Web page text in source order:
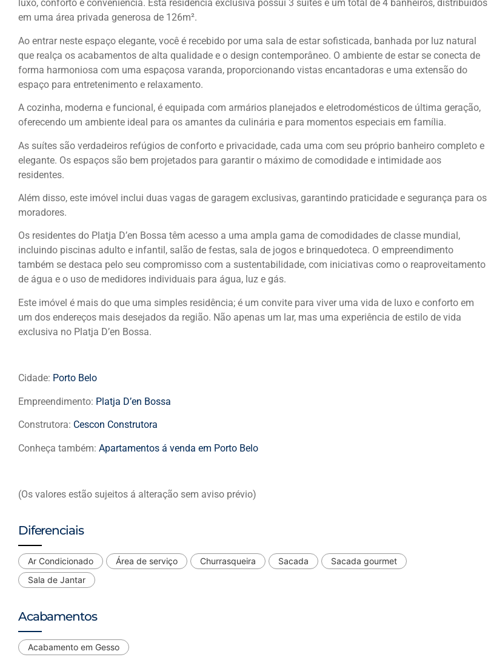
luxo, conforto e conveniência. Esta residência exclusiva possui 3 suítes e um total de 4 banheiros, distribuídos
em uma área privada generosa de 126m².
Ao entrar neste espaço elegante, você é recebido por uma sala de estar sofisticada, banhada por luz natural
que realça os acabamentos de alta qualidade e o design contemporâneo. O ambiente de estar se conecta de
forma harmoniosa com uma espaçosa varanda, proporcionando vistas encantadoras e uma extensão do
espaço para entretenimento e relaxamento.
A cozinha, moderna e funcional, é equipada com armários planejados e eletrodomésticos de última geração,
oferecendo um ambiente ideal para os amantes da culinária e para momentos especiais em família.
As suítes são verdadeiros refúgios de conforto e privacidade, cada uma com seu próprio banheiro completo e
elegante. Os espaços são bem projetados para garantir o máximo de comodidade e intimidade aos
residentes.
Além disso, este imóvel inclui duas vagas de garagem exclusivas, garantindo praticidade e segurança para os
moradores.
Os residentes do Platja D’en Bossa têm acesso a uma ampla gama de comodidades de classe mundial,
incluindo piscinas adulto e infantil, salão de festas, sala de jogos e brinquedoteca. O empreendimento
também se destaca pelo seu compromisso com a sustentabilidade, com iniciativas como o reaproveitamento
de água e o uso de medidores individuais para água, luz e gás.
Este imóvel é mais do que uma simples residência; é um convite para viver uma vida de luxo e conforto em
um dos endereços mais desejados da região. Não apenas um lar, mas uma experiência de estilo de vida
exclusiva no Platja D’en Bossa.
Cidade: Porto Belo
Empreendimento: Platja D’en Bossa
Construtora: Cescon Construtora
Conheça também: Apartamentos á venda em Porto Belo
(Os valores estão sujeitos á alteração sem aviso prévio)
Diferenciais
Ar Condicionado Área de serviço Churrasqueira Sacada
Sacada gourmet
Sala de Jantar
Acabamentos
Acabamento em Gesso